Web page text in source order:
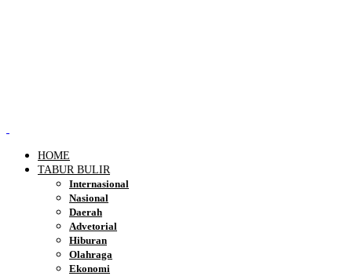
HOME
TABUR BULIR
Internasional
Nasional
Daerah
Advetorial
Hiburan
Olahraga
Ekonomi